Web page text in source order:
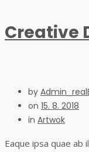
Creative
by
on 15. 8. 2018
in Artwok
Eaque ipsa quae